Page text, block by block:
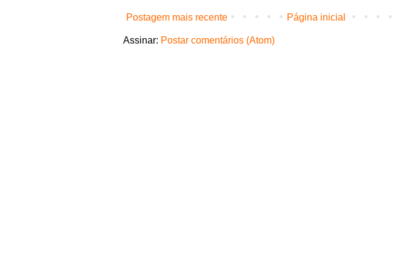
Postagem mais recente Página inicial
Assinar: Postar comentários (Atom)